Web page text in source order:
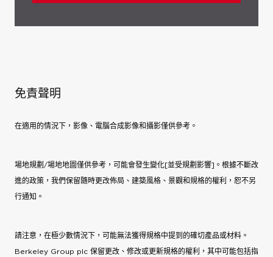
免責聲明
在適用的情況下，影像、電腦合成影像和攝影僅供參考。
場地規劃/場地地圖僅供參考，可能會發生變化[並受規劃影響]。根據不斷改
進的政策，我們保留隨時更改佈局、建築風格、景觀和規格的權利，恕不另
行通知。
請注意，在極少數情況下，可能無法獲得規格中提到的確切產品或材料。
Berkeley Group plc 保留更改、修改或更新規格的權利，其中可能包括指